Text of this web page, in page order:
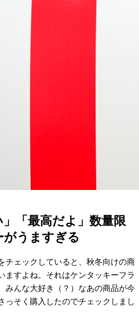
」「最高だよ」数量限
がうますぎる
チェックしていると、秋冬向けの商
ますよね。それはケンタッキーフラ
みんな大好き（？）なあの商品が今
そく購入したのでチェックしまし